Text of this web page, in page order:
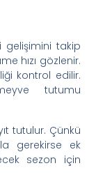
gelişimini takip
hızı gözlenir.
kontrol edilir.
tutumu
tutulur. Çünkü
gerekirse ek
sezon için